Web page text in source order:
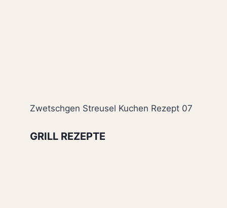
Zwetschgen Streusel Kuchen Rezept 07
GRILL REZEPTE